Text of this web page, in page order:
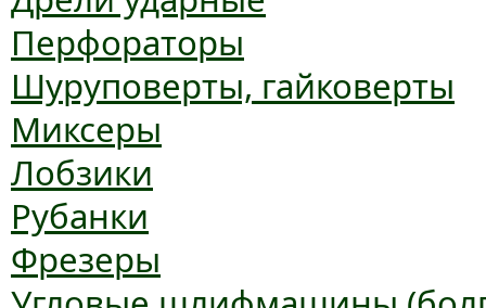
Перфораторы
Шуруповерты, гайковерты
Миксеры
Лобзики
Рубанки
Фрезеры